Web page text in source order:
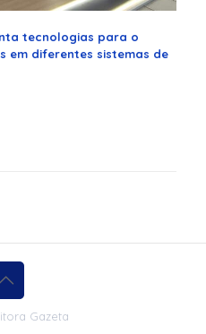
tecnologias para o
em diferentes sistemas de
Gazeta